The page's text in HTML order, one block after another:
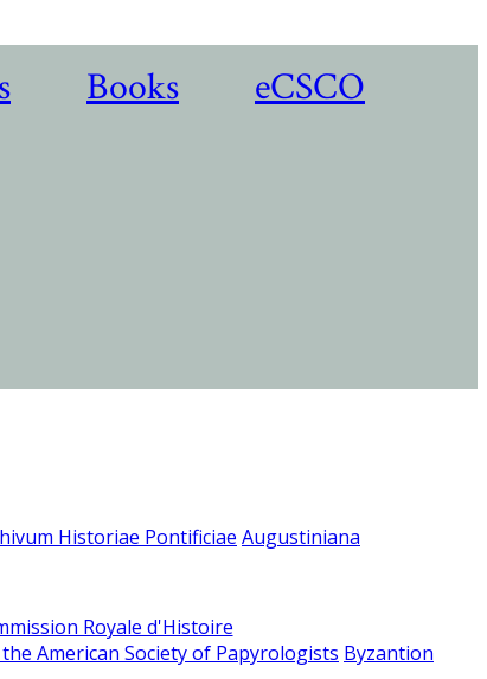
Books eCSCO
Historiae Pontificiae Augustiniana
Royale d'Histoire
American Society of Papyrologists Byzantion